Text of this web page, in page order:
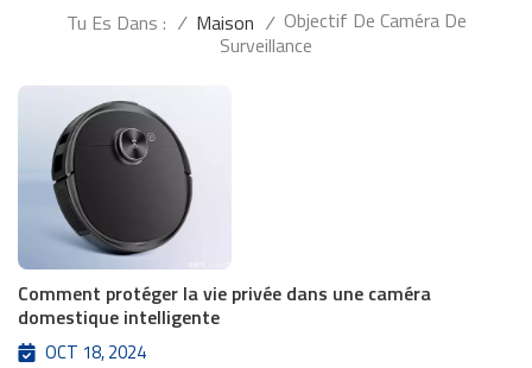
Tu Es Dans : / Maison / Objectif De Caméra De
Surveillance
Comment protéger la vie privée dans une caméra
domestique intelligente
OCT 18, 2024